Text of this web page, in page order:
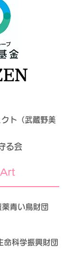
ト（武蔵野美
る会​
青い鳥財団
命科学振興財団